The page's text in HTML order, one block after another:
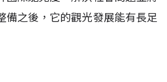
備之後，它的觀光發展能有長足